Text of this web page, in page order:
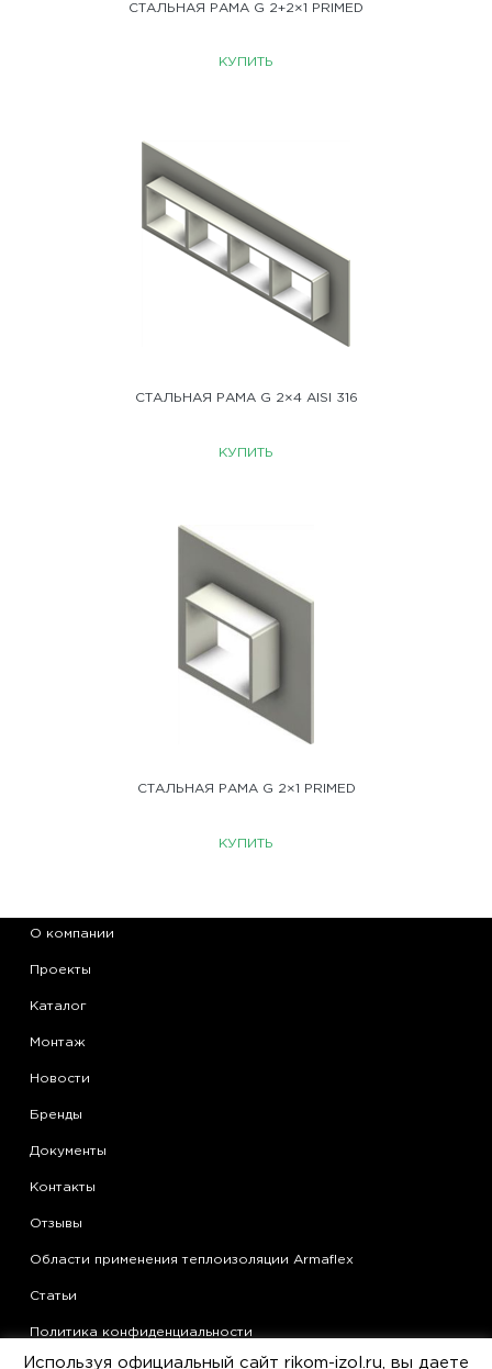
СТАЛЬНАЯ РАМА G 2+2×1 PRIMED
КУПИТЬ
СТАЛЬНАЯ РАМА G 2×4 AISI 316
КУПИТЬ
СТАЛЬНАЯ РАМА G 2×1 PRIMED
КУПИТЬ
О компании
Проекты
Каталог
Монтаж
Новости
Бренды
Документы
Контакты
Отзывы
Области применения теплоизоляции Armaflex
Статьи
Политика конфиденциальности
Используя официальный сайт rikom-izol.ru, вы даете